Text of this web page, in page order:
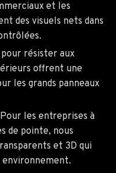
et les
des visuels nets dans
pour résister aux
offrent une
les grands panneaux
les entreprises à
de pointe, nous
et 3D qui